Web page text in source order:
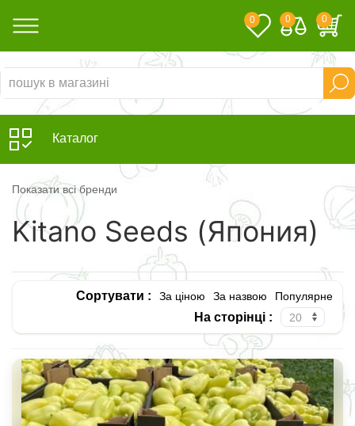
0 0 0
Каталог
Показати всі бренди
Kitano Seeds (Япония)
Сортувати : За ціною За назвою Популярне
На сторінці :